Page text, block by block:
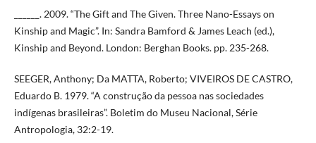
______. 2009. “The Gift and The Given. Three Nano-Essays on
Kinship and Magic”. In: Sandra Bamford & James Leach (ed.),
Kinship and Beyond. London: Berghan Books. pp. 235-268.
SEEGER, Anthony; Da MATTA, Roberto; VIVEIROS DE CASTRO,
Eduardo B. 1979. “A construção da pessoa nas sociedades
indígenas brasileiras”. Boletim do Museu Nacional, Série
Antropologia, 32:2-19.